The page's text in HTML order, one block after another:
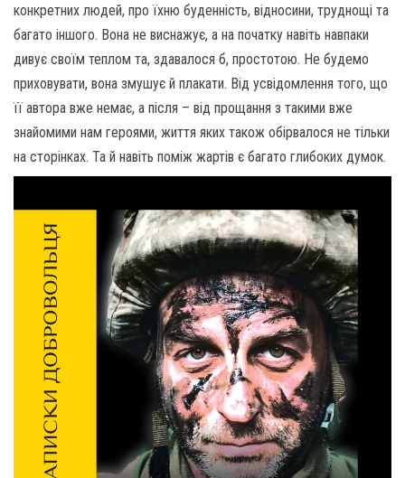
конкретних людей, про їхню буденність, відносини, труднощі та
багато іншого. Вона не виснажує, а на початку навіть навпаки
дивує своїм теплом та, здавалося б, простотою. Не будемо
приховувати, вона змушує й плакати. Від усвідомлення того, що
її автора вже немає, а після – від прощання з такими вже
знайомими нам героями, життя яких також обірвалося не тільки
на сторінках. Та й навіть поміж жартів є багато глибоких думок.